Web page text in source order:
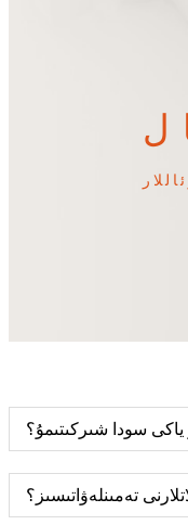
ياكى سودا شىركىتىمۇ؟
تەمىنلەۋاتىسىز؟